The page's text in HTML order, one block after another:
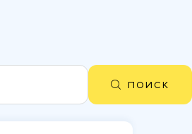
ПОИСК